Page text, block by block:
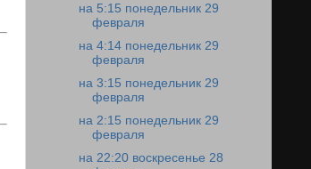
на 5:15 понедельник 29
февраля
на 4:14 понедельник 29
февраля
на 3:15 понедельник 29
февраля
на 2:15 понедельник 29
февраля
на 22:20 воскресенье 28